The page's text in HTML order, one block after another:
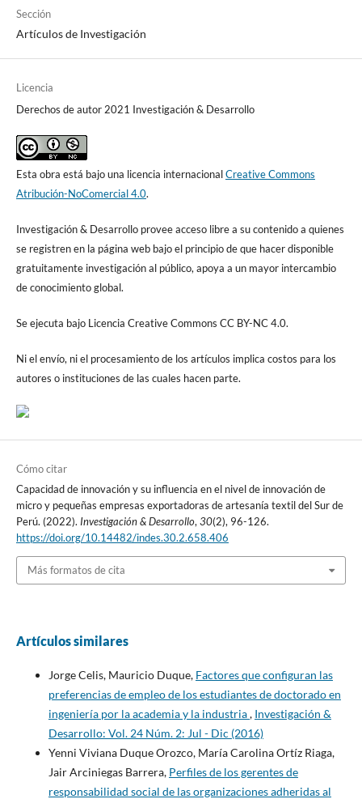
Sección
Artículos de Investigación
Licencia
Derechos de autor 2021 Investigación & Desarrollo
Esta obra está bajo una licencia internacionalCreative Commons
Atribución-NoComercial 4.0.
Investigación & Desarrollo provee acceso libre a su contenido a quienes
se registren en la página web bajo el principio de que hacer disponible
gratuitamente investigación al público, apoya a un mayor intercambio
de conocimiento global.
Se ejecuta bajo Licencia Creative Commons CC BY-NC 4.0.
Ni el envío, ni el procesamiento de los artículos implica costos para los
autores o instituciones de las cuales hacen parte.
Cómo citar
Capacidad de innovación y su influencia en el nivel de innovación de
micro y pequeñas empresas exportadoras de artesanía textil del Sur de
Perú. (2022). Investigación & Desarrollo, 30(2), 96-126.
https://doi.org/10.14482/indes.30.2.658.406
Más formatos de cita
Artículos similares
Jorge Celis, Mauricio Duque, Factores que configuran las
preferencias de empleo de los estudiantes de doctorado en
ingeniería por la academia y la industria, Investigación &
Desarrollo: Vol. 24 Núm. 2: Jul - Dic (2016)
Yenni Viviana Duque Orozco, María Carolina Ortíz Riaga,
Jair Arciniegas Barrera, Perfiles de los gerentes de
responsabilidad social de las organizaciones adheridas al